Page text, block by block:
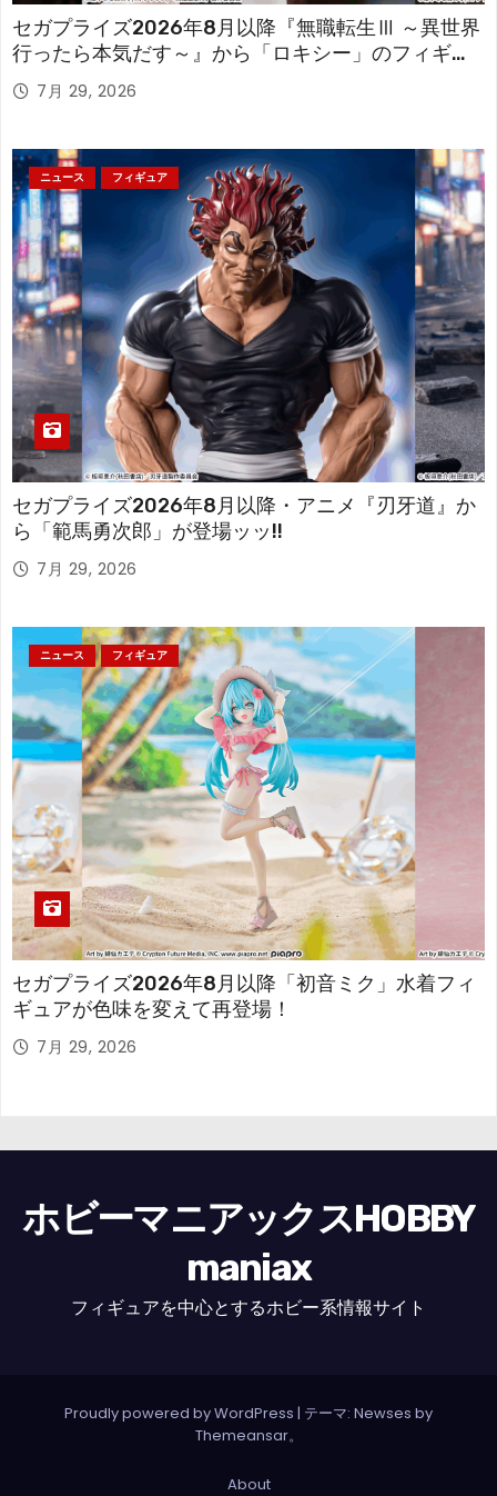
セガプライズ2026年8月以降『無職転生Ⅲ ～異世界
行ったら本気だす～』から「ロキシー」のフィギュ
アが登場！
7月 29, 2026
ニュース フィギュア
セガプライズ2026年8月以降・アニメ『刃牙道』か
ら「範馬勇次郎」が登場ッッ!!
7月 29, 2026
ニュース フィギュア
セガプライズ2026年8月以降「初音ミク」水着フィ
ギュアが色味を変えて再登場！
7月 29, 2026
ホビーマニアックスHOBBY
maniax
フィギュアを中心とするホビー系情報サイト
Proudly powered by WordPress | テーマ: Newses by
Themeansar。
About